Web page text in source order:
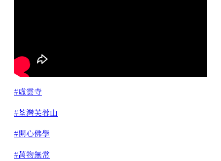
#虛雲寺
#荃灣芙蓉山
#開心佛學
#萬物無常